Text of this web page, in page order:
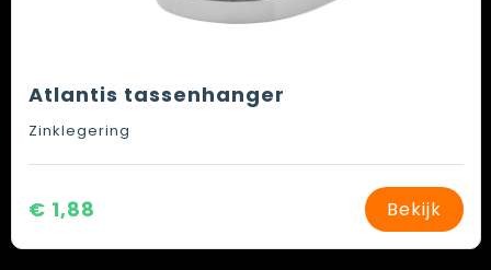
Atlantis tassenhanger
Zinklegering
€ 1,88 Bekijk